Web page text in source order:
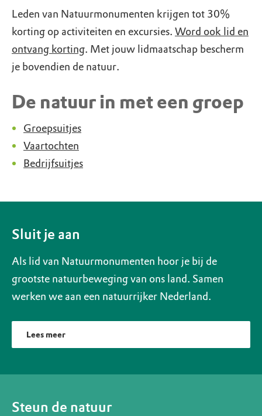
Leden van Natuurmonumenten krijgen tot 30%
korting op activiteiten en excursies. Word ook lid en
ontvang korting. Met jouw lidmaatschap bescherm
je bovendien de natuur.
De natuur in met een groep
Groepsuitjes
Vaartochten
Bedrijfsuitjes
Sluit je aan
Als lid van Natuurmonumenten hoor je bij de
grootste natuurbeweging van ons land. Samen
werken we aan een natuurrijker Nederland.
Lees meer
Steun de natuur